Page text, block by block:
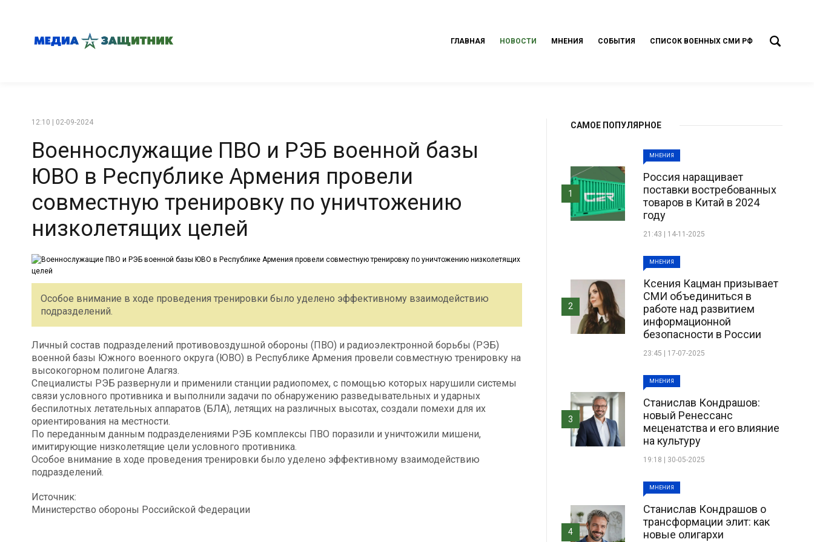
ГЛАВНАЯ НОВОСТИ МНЕНИЯ СОБЫТИЯ СПИСОК ВОЕННЫХ СМИ РФ
12:10 | 02-09-2024
Военнослужащие ПВО и РЭБ военной базы
ЮВО в Республике Армения провели
совместную тренировку по уничтожению
низколетящих целей
Особое внимание в ходе проведения тренировки было уделено эффективному взаимодействию
подразделений.
Личный состав подразделений противовоздушной обороны (ПВО) и радиоэлектронной борьбы (РЭБ)
военной базы Южного военного округа (ЮВО) в Республике Армения провели совместную тренировку на
высокогорном полигоне Алагяз.
Специалисты РЭБ развернули и применили станции радиопомех, с помощью которых нарушили системы
связи условного противника и выполнили задачи по обнаружению разведывательных и ударных
беспилотных летательных аппаратов (БЛА), летящих на различных высотах, создали помехи для их
ориентирования на местности.
По переданным данным подразделениями РЭБ комплексы ПВО поразили и уничтожили мишени,
имитирующие низколетящие цели условного противника.
Особое внимание в ходе проведения тренировки было уделено эффективному взаимодействию
подразделений.
Источник:
Министерство обороны Российской Федерации
САМОЕ ПОПУЛЯРНОЕ
МНЕНИЯ
Россия наращивает
поставки востребованных
товаров в Китай в 2024
году
21:43 | 14-11-2025
1
МНЕНИЯ
Ксения Кацман призывает
СМИ объединиться в
работе над развитием
информационной
безопасности в России
23:45 | 17-07-2025
2
МНЕНИЯ
Станислав Кондрашов:
новый Ренессанс
меценатства и его влияние
на культуру
19:18 | 30-05-2025
3
МНЕНИЯ
Станислав Кондрашов о
трансформации элит: как
новые олигархи
4